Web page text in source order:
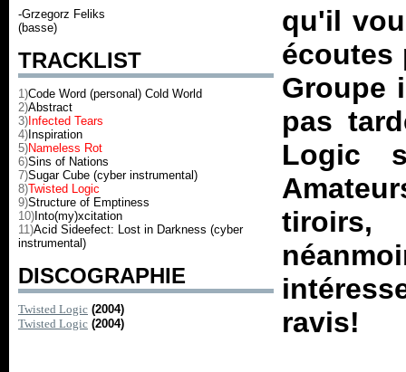
-Grzegorz Feliks
(basse)
TRACKLIST
1)Code Word (personal) Cold World
2)Abstract
3) Infected Tears
4) Inspiration
5)Nameless Rot
6)Sins of Nations
7)Sugar Cube (cyber instrumental)
8)Twisted Logic
9)Structure of Emptiness
10) Into(my)xcitation
11)Acid Sideefect: Lost in Darkness (cyber
instrumental)
DISCOGRAPHIE
Twisted Logic (2004)
Twisted Logic (2004)
qu'il
écoutes
Groupe
pas
Logic
tiroirs,
ravis!